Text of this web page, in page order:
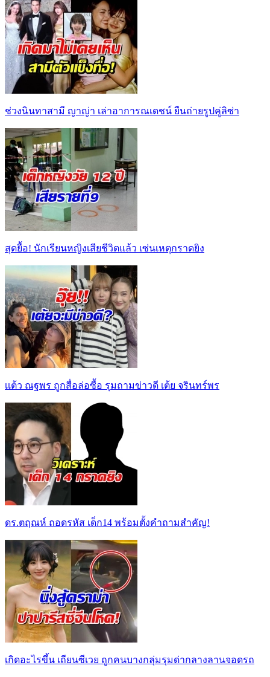
ช่วงนินทาสามี ญาญ่า เล่าอาการณเดชน์ ยืนถ่ายรูปคู่ลิซ่า
สุดยื้อ! นักเรียนหญิงเสียชีวิตแล้ว เซ่นเหตุกราดยิง
เเต้ว ณฐพร ถูกสื่อล่อซื้อ รุมถามข่าวดี เต้ย จรินทร์พร
ดร.ตฤณห์ ถอดรหัส เด็ก14 พร้อมตั้งคำถามสำคัญ!
เกิดอะไรขึ้น เถียนซีเวย ถูกคนบางกลุ่มรุมด่ากลางลานจอดรถ